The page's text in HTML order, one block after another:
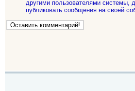
другими пользователями системы,
публиковать сообщения на своей